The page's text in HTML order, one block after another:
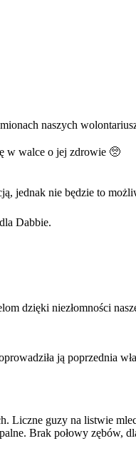
naszych
w walce o jej zdrowie 🥺
jednak nie będzie to
Dabbie.
dzięki niezłomności
ją poprzednia
Liczne guzy na listwie
Brak połowy zębów,